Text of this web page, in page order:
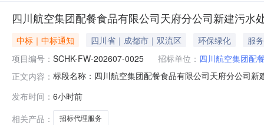
四川航空集团配餐食品有限公司天府分公司新建污水
中标｜中标通知 四川省｜成都市｜双流区 环保绿化
服务
项目编号： SCHK-FW-202607-0025 招标单位： 四川航空集团配
正文内容： 标段名称：四川航空集团配餐食品有限公司天府分公司
集团配餐食品有限公司天府分公司新建污水处理站招标
包
发布时间： 6小时前
相关产品：
招标代理服务